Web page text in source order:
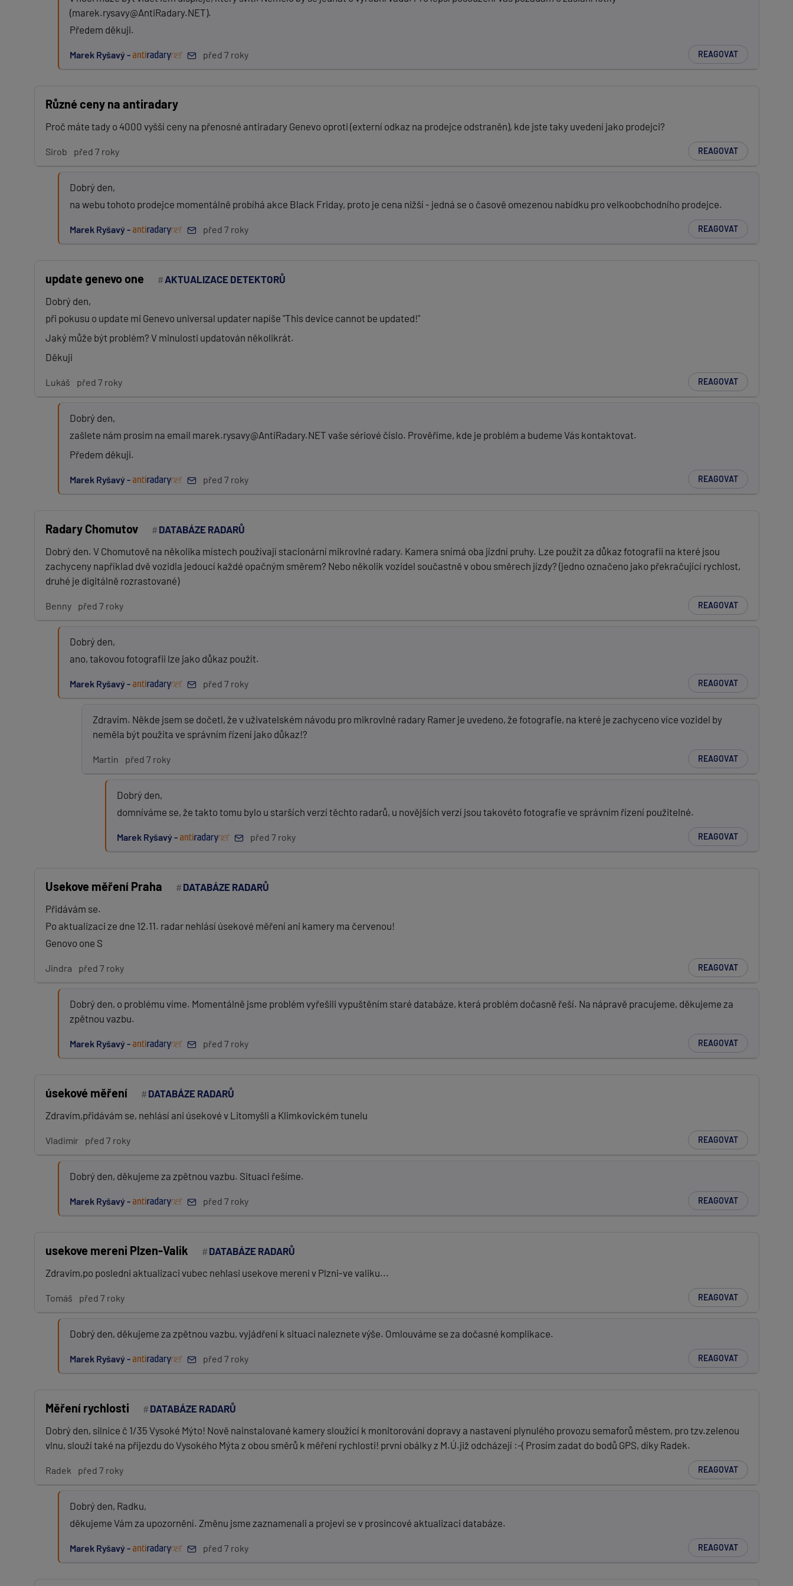
PŘIDAT PŘÍSPĚVEK
(marek.rysavy@AntiRadary.NET).
Předem děkuji.
Marek Ryšavý - před 7 roky REAGOVAT
Různé ceny na antiradary
Proč máte tady o 4000 vyšší ceny na přenosné antiradary Genevo oproti (externí odkaz na prodejce odstraněn), kde jste taky uvedení jako prodejci?
Sirob před 7 roky REAGOVAT
Dobrý den,
na webu tohoto prodejce momentálně probíhá akce Black Friday, proto je cena nižší - jedná se o časově omezenou nabídku pro velkoobchodního prodejce.
Marek Ryšavý - před 7 roky REAGOVAT
update genevo one
AKTUALIZACE DETEKTORŮ
Dobrý den,
při pokusu o update mi Genevo universal updater napíše "This device cannot be updated!"
Jaký může být problém? V minulosti updatován několikrát.
Děkuji
Lukáš před 7 roky REAGOVAT
Dobrý den,
zašlete nám prosím na email marek.rysavy@AntiRadary.NET vaše sériové číslo. Prověříme, kde je problém a budeme Vás kontaktovat.
Předem děkuji.
Marek Ryšavý - před 7 roky REAGOVAT
Radary Chomutov
DATABÁZE RADARŮ
Dobrý den. V Chomutově na několika místech používají stacionární mikrovlné radary. Kamera snímá oba jízdní pruhy. Lze použít za důkaz fotografii na které jsou
zachyceny například dvě vozidla jedoucí každé opačným směrem? Nebo několik vozidel součastně v obou směrech jízdy? (jedno označeno jako překračující rychlost,
druhé je digitálně rozrastované)
Benny před 7 roky REAGOVAT
Dobrý den,
ano, takovou fotografii lze jako důkaz použít.
Marek Ryšavý - před 7 roky REAGOVAT
Zdravím. Někde jsem se dočetl, že v uživatelském návodu pro mikrovlné radary Ramer je uvedeno, že fotografie, na které je zachyceno více vozidel by
neměla být použita ve správním řízení jako důkaz!?
Martin před 7 roky REAGOVAT
Dobrý den,
domníváme se, že takto tomu bylo u starších verzí těchto radarů, u novějších verzí jsou takovéto fotografie ve správním řízení použitelné.
Marek Ryšavý - před 7 roky REAGOVAT
Usekove měření Praha
DATABÁZE RADARŮ
Přidávám se.
Po aktualizaci ze dne 12.11. radar nehlásí úsekové měření ani kamery ma červenou!
Genovo one S
Jindra před 7 roky REAGOVAT
Dobrý den, o problému víme. Momentálně jsme problém vyřešili vypuštěním staré databáze, která problém dočasně řeší. Na nápravě pracujeme, děkujeme za
zpětnou vazbu.
Marek Ryšavý - před 7 roky REAGOVAT
úsekové měření
DATABÁZE RADARŮ
Zdravím,přidávám se, nehlásí ani úsekové v Litomyšli a Klimkovickém tunelu
Vladimír před 7 roky REAGOVAT
Dobrý den, děkujeme za zpětnou vazbu. Situaci řešíme.
Marek Ryšavý - před 7 roky REAGOVAT
usekove mereni Plzen-Valik
DATABÁZE RADARŮ
Zdravim,po posledni aktualizaci vubec nehlasi usekove mereni v Plzni-ve valiku...
Tomáš před 7 roky REAGOVAT
Dobrý den, děkujeme za zpětnou vazbu, vyjádření k situaci naleznete výše. Omlouváme se za dočasné komplikace.
Marek Ryšavý - před 7 roky REAGOVAT
Měření rychlosti
DATABÁZE RADARŮ
Dobrý den, silnice č 1/35 Vysoké Mýto! Nově nainstalované kamery sloužící k monitorování dopravy a nastavení plynulého provozu semaforů městem, pro tzv.zelenou
vlnu, slouží také na příjezdu do Vysokého Mýta z obou směrů k měření rychlosti! první obálky z M.Ú.již odcházejí :-( Prosím zadat do bodů GPS, díky Radek.
Radek před 7 roky REAGOVAT
Dobrý den, Radku,
děkujeme Vám za upozornění. Změnu jsme zaznamenali a projeví se v prosincové aktualizaci databáze.
Marek Ryšavý - před 7 roky REAGOVAT